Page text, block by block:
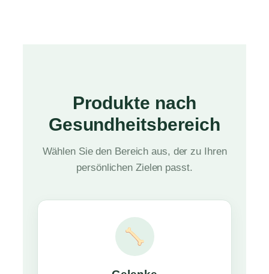
Produkte nach
Gesundheitsbereich
Wählen Sie den Bereich aus, der zu Ihren
persönlichen Zielen passt.